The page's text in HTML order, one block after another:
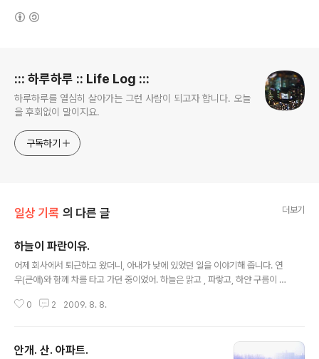
::: 하루하루 :: Life Log :::
하루하루를 열심히 살아가는 그런 사람이 되고자 합니다. 오늘
을 후회없이 말이지요.
구독하기
일상 기록 의 다른 글 더보기
하늘이 파란이유.
어제 회사에서 퇴근하고 왔더니, 아내가 낮에 있었던 일을 이야기해 줍니다. 연
우(큰애)와 함께 차를 타고 가던 중이었어. 하늘은 맑고 , 파랗고, 하얀 구름이 군
"엄마, 하늘은 왜 바다같애?" "응? 무슨소리야?" "하늘색이랑 바다색이랑 똑같
서 나는, 왜 하늘이 파란지 설명해 줘야 겠다고 생각했어. "연우야. 햇님이 하늘
0 2 2009. 8. 8.
안개. 산. 아파트.